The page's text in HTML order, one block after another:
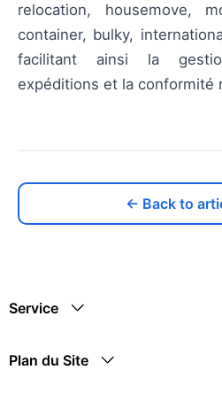
relocation, housemove,
container, bulky,
facilitant ainsi la
expéditions et la conformité
← Back to
Service
Plan du Site